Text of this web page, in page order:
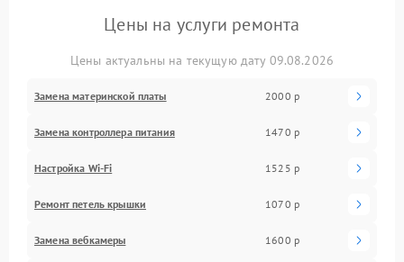
Цены на услуги ремонта
Цены актуальны на текущую дату 09.08.2026
Замена материнской платы 2000 р
Замена контроллера питания 1470 р
Настройка Wi-Fi 1525 р
Ремонт петель крышки 1070 р
Замена вебкамеры 1600 р